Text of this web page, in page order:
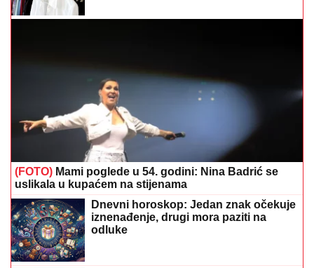
(FOTO) Mami poglede u 54. godini: Nina Badrić se
uslikala u kupaćem na stijenama
Dnevni horoskop: Jedan znak očekuje
iznenađenje, drugi mora paziti na
odluke